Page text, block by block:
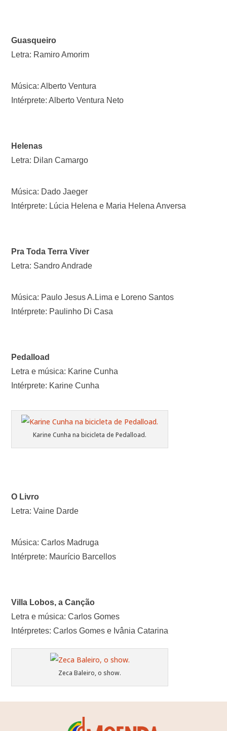
Guasqueiro
Letra: Ramiro Amorim
Música: Alberto Ventura
Intérprete: Alberto Ventura Neto
Helenas
Letra: Dilan Camargo
Música: Dado Jaeger
Intérprete: Lúcia Helena e Maria Helena Anversa
Pra Toda Terra Viver
Letra: Sandro Andrade
Música: Paulo Jesus A.Lima e Loreno Santos
Intérprete: Paulinho Di Casa
Pedalload
Letra e música: Karine Cunha
Intérprete: Karine Cunha
Karine Cunha na bicicleta de Pedalload.
O Livro
Letra: Vaine Darde
Música: Carlos Madruga
Intérprete: Maurício Barcellos
Villa Lobos, a Canção
Letra e música: Carlos Gomes
Intérpretes: Carlos Gomes e Ivânia Catarina
Zeca Baleiro, o show.